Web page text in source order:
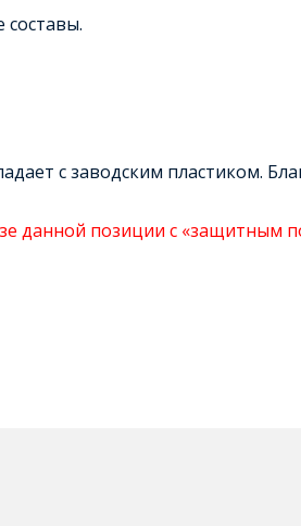
составы.
с заводским пластиком.
данной позиции с «защитным